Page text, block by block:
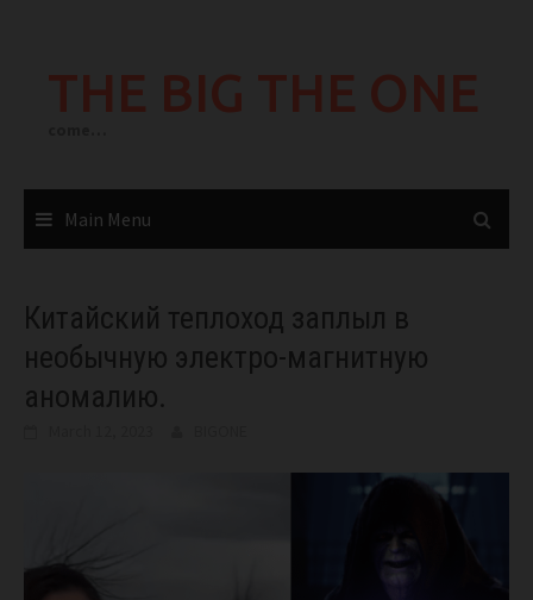
THE BIG THE ONE
Main Menu
Китайский теплоход заплыл в
необычную электро-магнитную
аномалию.